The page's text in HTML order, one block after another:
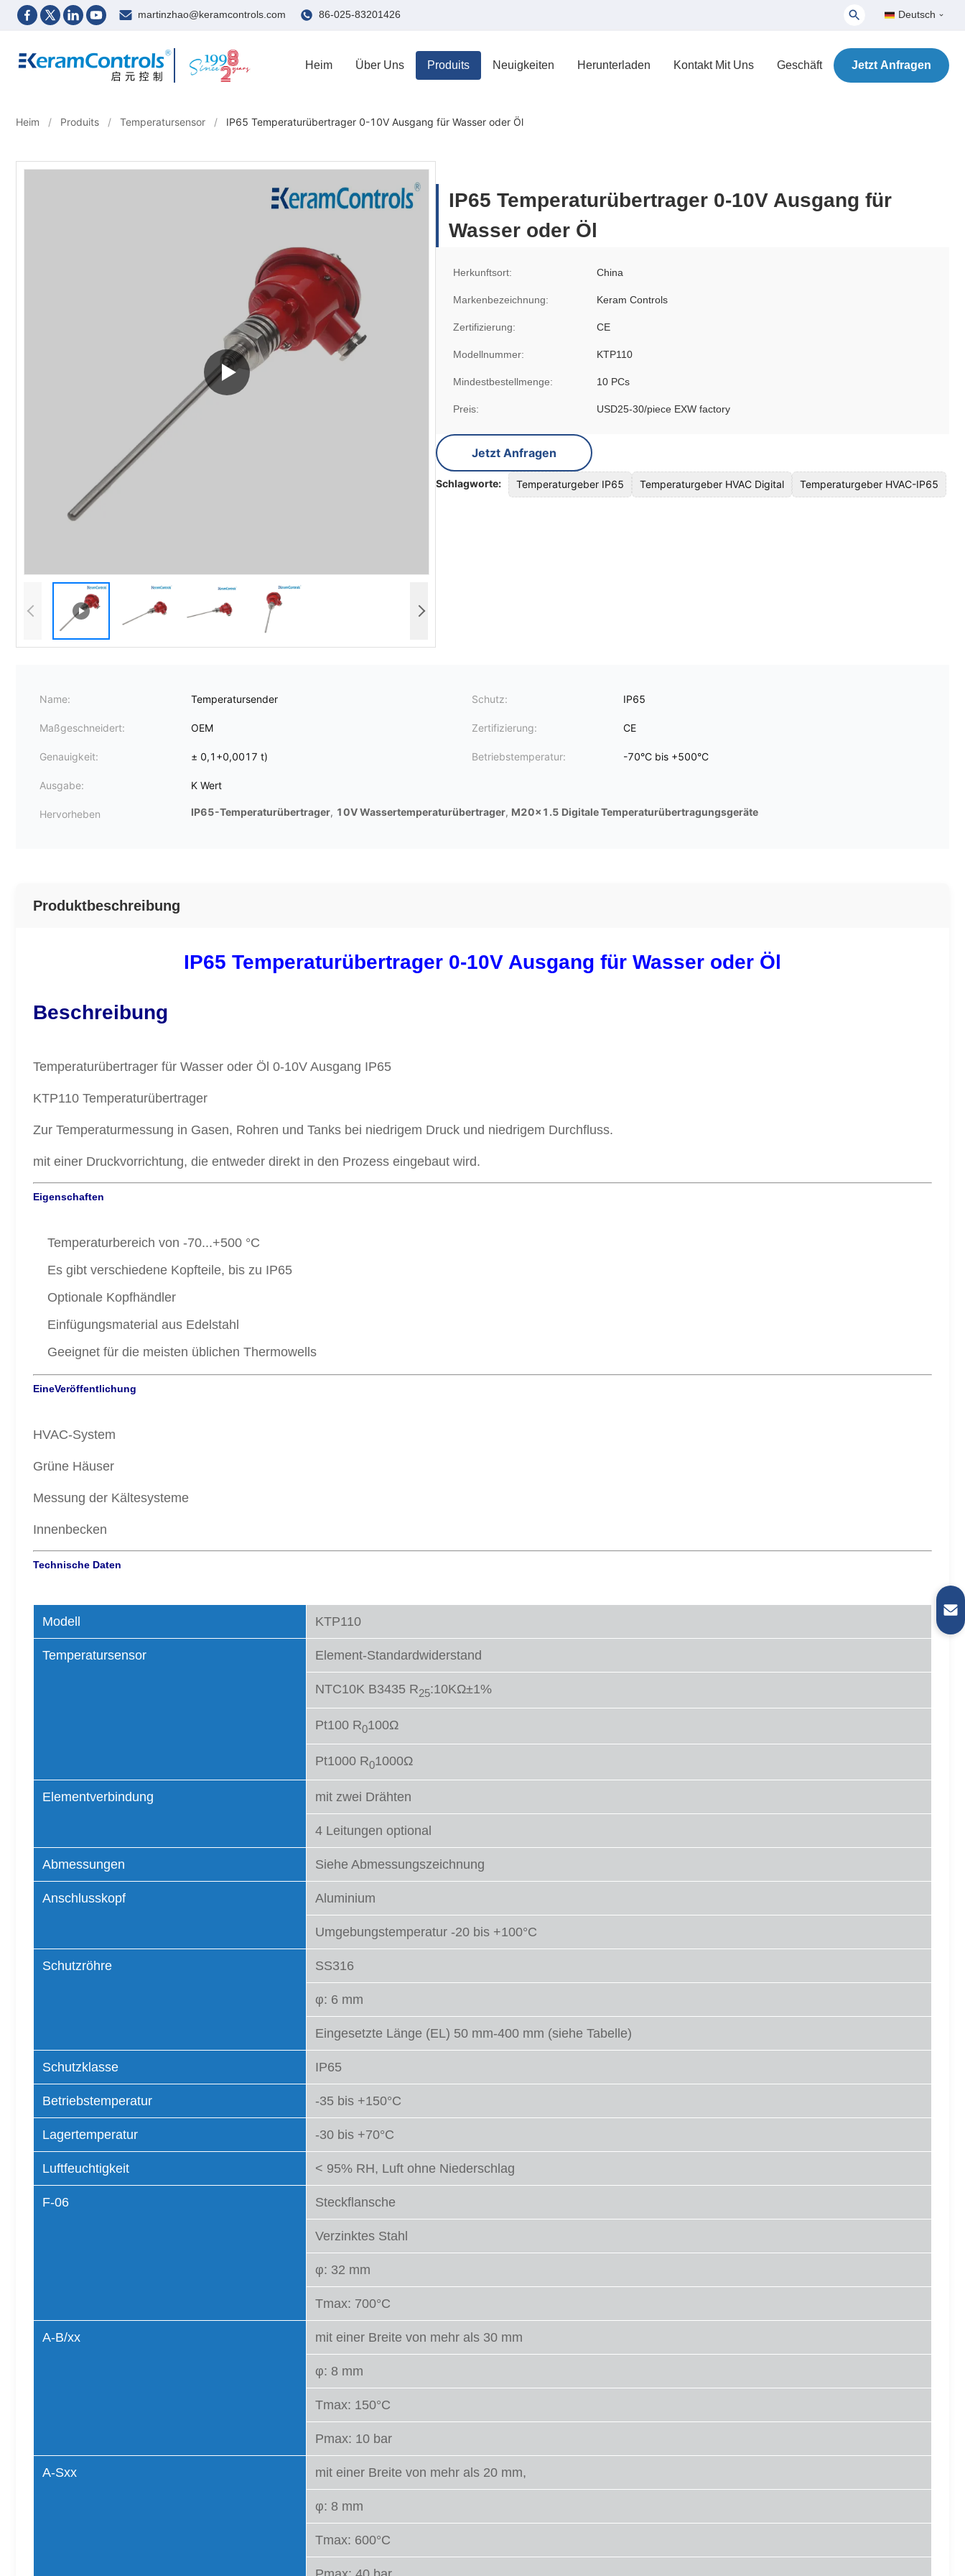
martinzhao@keramcontrols.com 86-025-83201426 Deutsch
Heim Über Uns Produits Neuigkeiten Herunterladen Kontakt Mit Uns Geschäft Jetzt Anfragen
Heim / Produits / Temperatursensor / IP65 Temperaturübertrager 0-10V Ausgang für Wasser oder Öl
IP65 Temperaturübertrager 0-10V Ausgang für
Wasser oder Öl
Herkunftsort: China
Markenbezeichnung: Keram Controls
Zertifizierung: CE
Modellnummer: KTP110
Mindestbestellmenge: 10 PCs
Preis: USD25-30/piece EXW factory
Jetzt Anfragen
Schlagworte: Temperaturgeber IP65 Temperaturgeber HVAC Digital Temperaturgeber HVAC-IP65
Name: Temperatursender Schutz: IP65
Maßgeschneidert: OEM Zertifizierung: CE
Genauigkeit: ± 0,1+0,0017 t) Betriebstemperatur: -70°C bis +500°C
Ausgabe: K Wert
Hervorheben IP65-Temperaturübertrager, 10V Wassertemperaturübertrager, M20x1.5 Digitale Temperaturübertragungsgeräte
Produktbeschreibung
IP65 Temperaturübertrager 0-10V Ausgang für Wasser oder Öl
Beschreibung
Temperaturübertrager für Wasser oder Öl 0-10V Ausgang IP65
KTP110 Temperaturübertrager
Zur Temperaturmessung in Gasen, Rohren und Tanks bei niedrigem Druck und niedrigem Durchfluss.
mit einer Druckvorrichtung, die entweder direkt in den Prozess eingebaut wird.
Eigenschaften
Temperaturbereich von -70...+500 °C
Es gibt verschiedene Kopfteile, bis zu IP65
Optionale Kopfhändler
Einfügungsmaterial aus Edelstahl
Geeignet für die meisten üblichen Thermowells
EineVeröffentlichung
HVAC-System
Grüne Häuser
Messung der Kältesysteme
Innenbecken
Technische Daten
Modell KTP110
Temperatursensor Element-Standardwiderstand
NTC10K B3435 R25:10KΩ±1%
Pt100 R0100Ω
Pt1000 R01000Ω
Elementverbindung mit zwei Drähten
4 Leitungen optional
Abmessungen Siehe Abmessungszeichnung
Anschlusskopf Aluminium
Umgebungstemperatur -20 bis +100°C
Schutzröhre SS316
φ: 6 mm
Eingesetzte Länge (EL) 50 mm-400 mm (siehe Tabelle)
Schutzklasse IP65
Betriebstemperatur -35 bis +150°C
Lagertemperatur -30 bis +70°C
Luftfeuchtigkeit < 95% RH, Luft ohne Niederschlag
F-06 Steckflansche
Verzinktes Stahl
φ: 32 mm
Tmax: 700°C
A-B/xx mit einer Breite von mehr als 30 mm
φ: 8 mm
Tmax: 150°C
Pmax: 10 bar
A-Sxx mit einer Breite von mehr als 20 mm,
φ: 8 mm
Tmax: 600°C